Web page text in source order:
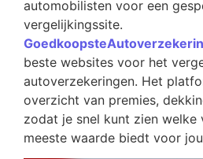
automobilisten voor een
vergelijkingssite.
beste websites voor het
autoverzekeringen. Het
overzicht van premies,
zodat je snel kunt zien welke
meeste waarde biedt voor